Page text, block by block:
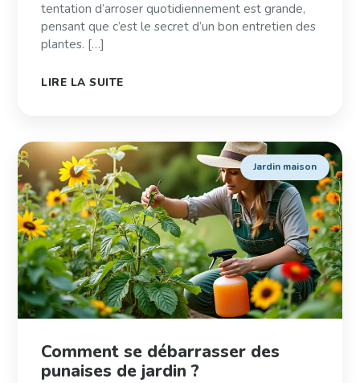
tentation d’arroser quotidiennement est grande,
pensant que c’est le secret d’un bon entretien des
plantes. […]
LIRE LA SUITE
Jardin maison
Comment se débarrasser des
punaises de jardin ?